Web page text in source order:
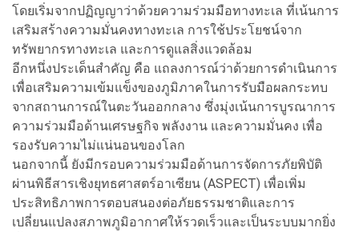
โดยเริ่มจากปฏิญญาว่าด้วยความร่วมมือทางทะเล ที่เน้นการ
เสริมสร้างความมั่นคงทางทะเล การใช้ประโยชน์จาก
ทรัพยากรทางทะเล และการดูแลสิ่งแวดล้อม
อีกหนึ่งประเด็นสำคัญ คือ แถลงการณ์ว่าด้วยการดำเนินการ
เพื่อเสริมความเข้มแข็งของภูมิภาคในการรับมือผลกระทบ
จากสถานการณ์ในตะวันออกกลาง ซึ่งมุ่งเน้นการบูรณาการ
ความร่วมมือด้านเศรษฐกิจ พลังงาน และความมั่นคง เพื่อ
รองรับความไม่แน่นอนของโลก
นอกจากนี้ ยังมีกรอบความร่วมมือด้านการจัดการภัยพิบัติ
ผ่านพิธีสารเชิงยุทธศาสตร์อาเซียน (ASPECT) เพื่อเพิ่ม
ประสิทธิภาพการตอบสนองต่อภัยธรรมชาติและการ
เปลี่ยนแปลงสภาพภูมิอากาศให้รวดเร็วและเป็นระบบมากยิ่ง